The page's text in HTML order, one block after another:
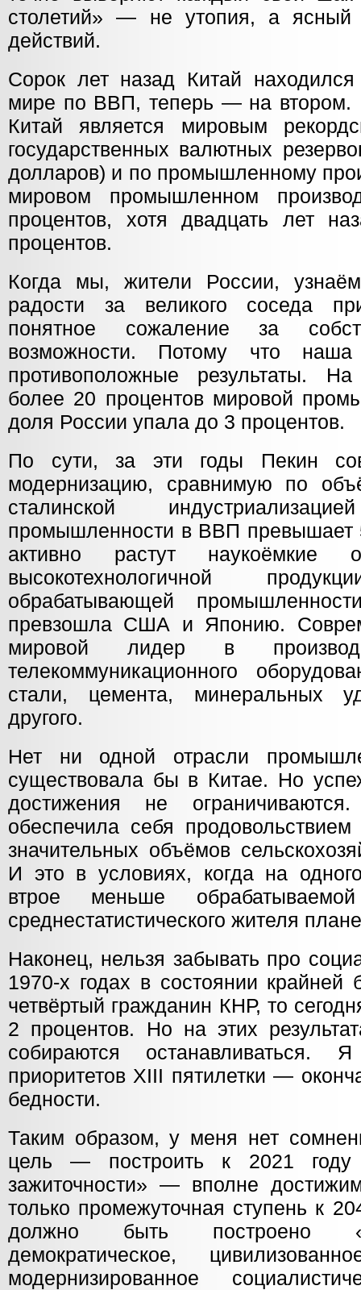
столетий» — не утопия, а
действий.
Сорок лет назад Китай
мире по ВВП, теперь — на втором.
Китай является мировым
государственных валютных
долларов) и по промышленному
мировом промышленном
процентов, хотя двадцать лет
процентов.
Когда мы, жители России,
радости за великого соседа
понятное сожаление за
возможности. Потому что наша
противоположные результаты.
более 20 процентов мировой
доля России упала до 3 процентов.
По сути, за эти годы Пекин
модернизацию, сравнимую по
сталинской
промышленности в ВВП превышает
активно растут
высокотехнологичной
обрабатывающей
превзошла США и Японию.
мировой лидер в
телекоммуникационного
стали, цемента, минеральных
другого.
Нет ни одной отрасли
существовала бы в Китае. Но
достижения не
обеспечила себя
значительных объёмов
И это в условиях, когда на
втрое меньше
среднестатистического жителя
Наконец, нельзя забывать про
1970-х годах в состоянии
четвёртый гражданин КНР, то
2 процентов. Но на этих
собираются
приоритетов XIII пятилетки —
бедности.
Таким образом, у меня нет
цель — построить к 2021 году
зажиточности» — вполне
только промежуточная ступень к
должно быть построено
демократическое,
модернизированное